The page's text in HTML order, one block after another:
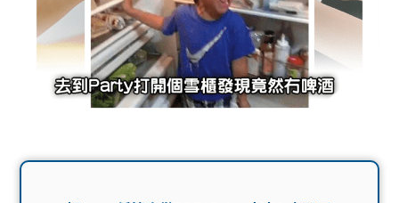
故事
分享
大學
介
搵工
Gui
uFina
nce
校園
聯絡
我們